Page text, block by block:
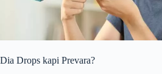
Dia Drops kapi Prevara?